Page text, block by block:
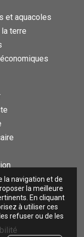
la navigation et de
la meilleure
En cliquant
à utiliser ces
refuser ou de les
et aquacoles
terre